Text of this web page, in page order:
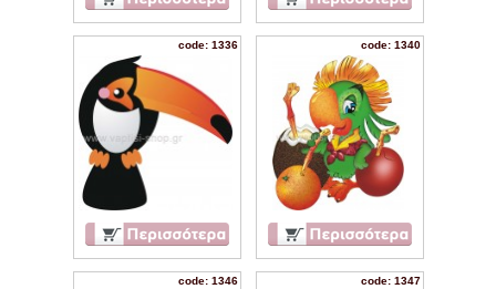
code: 1336 code: 1340
code: 1346 code: 1347